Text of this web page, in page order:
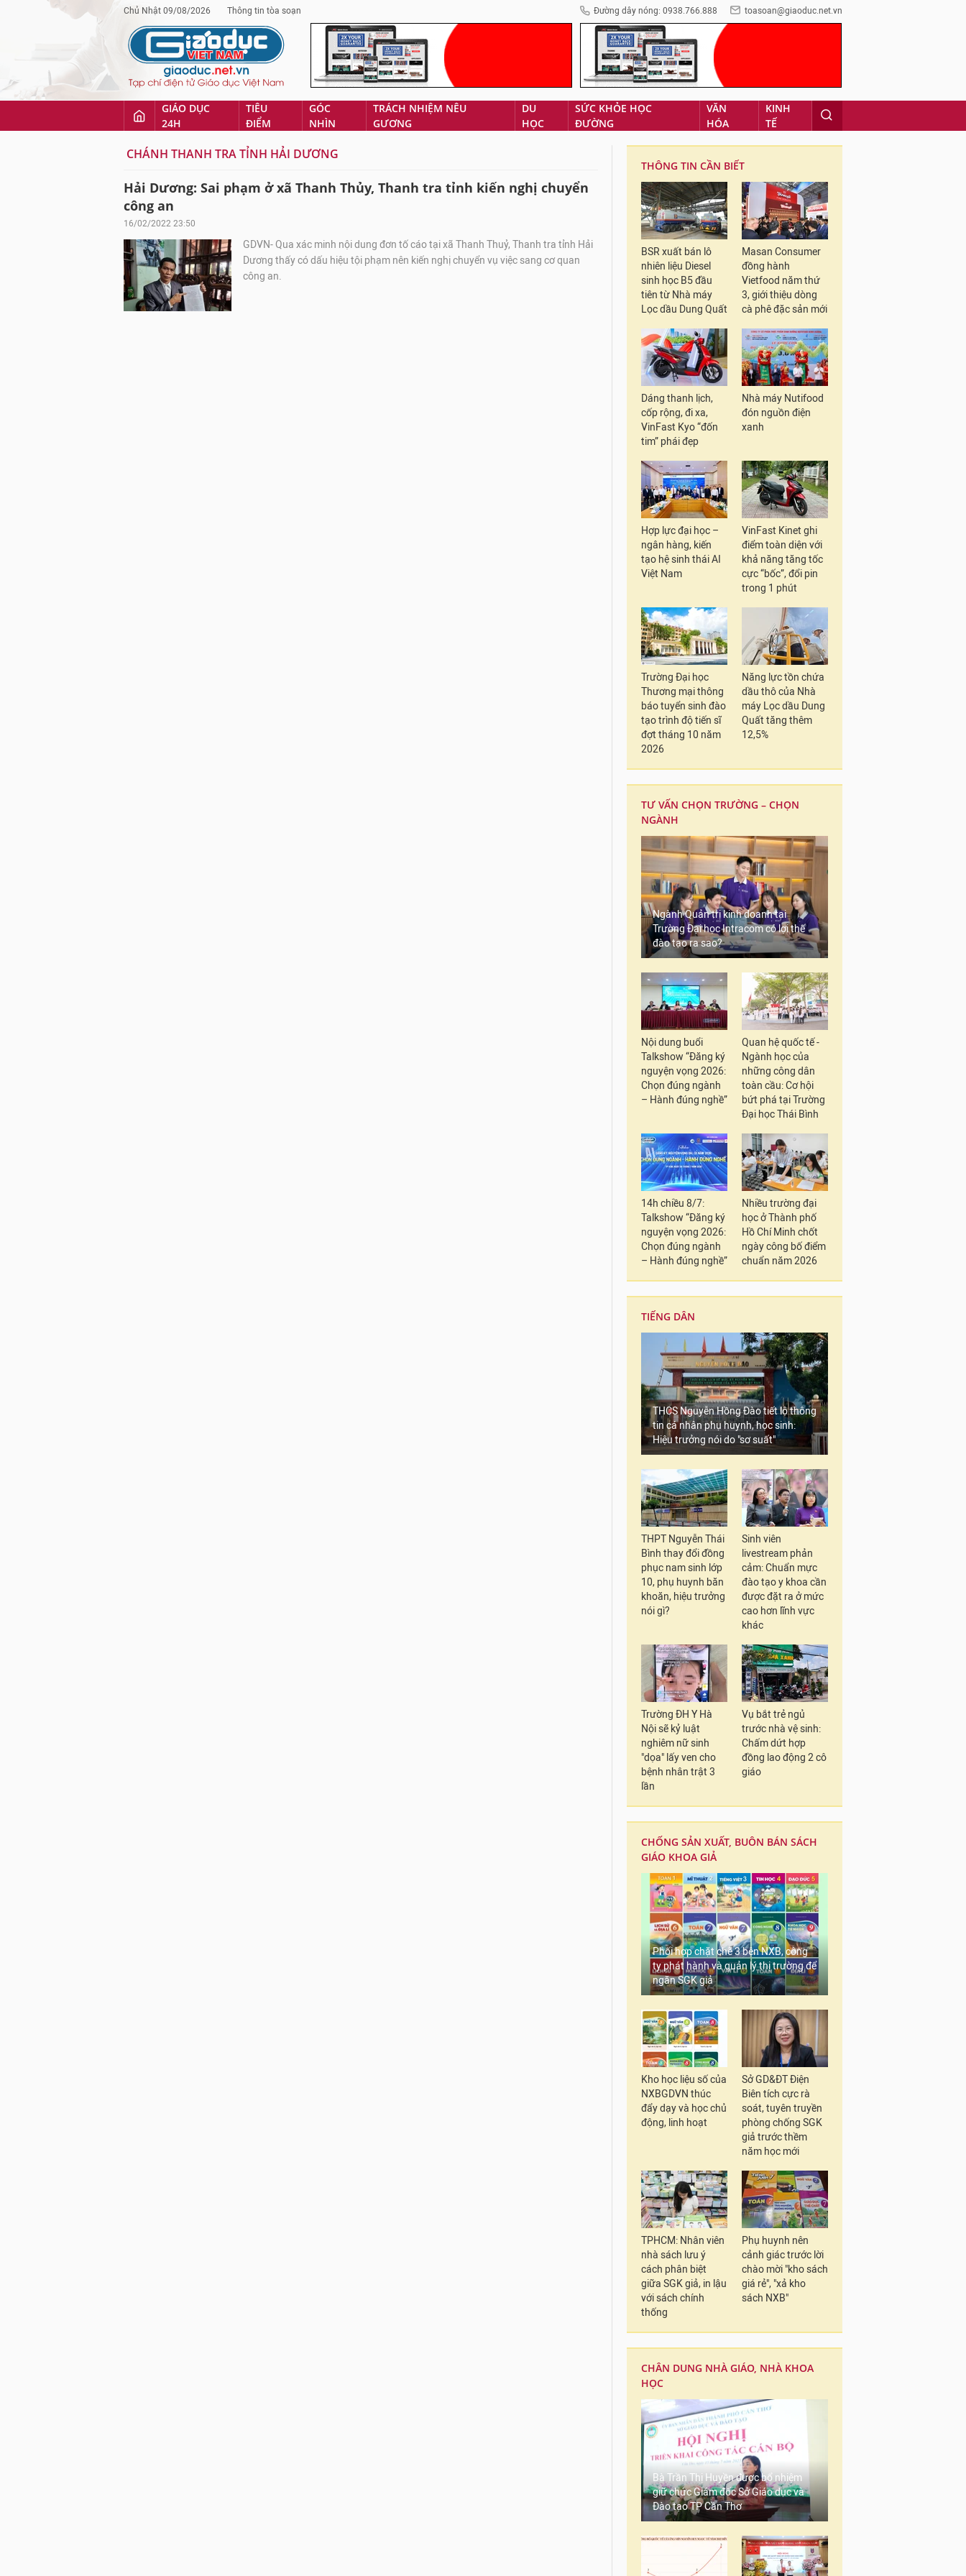
Chủ Nhật 09/08/2026 Thông tin tòa soạn Đường dây nóng: 0938.766.888 toasoan@giaoduc.net.vn
GIÁO DỤC
24H
TIÊU
ĐIỂM
GÓC
NHÌN
TRÁCH NHIỆM NÊU
GƯƠNG
DU
HỌC
SỨC KHỎE HỌC
ĐƯỜNG
VĂN
HÓA
KINH
TẾ
CHÁNH THANH TRA TỈNH HẢI DƯƠNG
Hải Dương: Sai phạm ở xã Thanh Thủy, Thanh tra tỉnh kiến nghị chuyển
công an
16/02/2022 23:50
GDVN- Qua xác minh nội dung đơn tố cáo tại xã Thanh Thuỷ, Thanh tra tỉnh Hải
Dương thấy có dấu hiệu tội phạm nên kiến nghị chuyển vụ việc sang cơ quan
công an.
THÔNG TIN CẦN BIẾT
BSR xuất bán lô
nhiên liệu Diesel
sinh học B5 đầu
tiên từ Nhà máy
Lọc dầu Dung Quất
Masan Consumer
đồng hành
Vietfood năm thứ
3, giới thiệu dòng
cà phê đặc sản mới
Dáng thanh lịch,
cốp rộng, đi xa,
VinFast Kyo “đốn
tim” phái đẹp
Nhà máy Nutifood
đón nguồn điện
xanh
Hợp lực đại học –
ngân hàng, kiến
tạo hệ sinh thái AI
Việt Nam
VinFast Kinet ghi
điểm toàn diện với
khả năng tăng tốc
cực “bốc”, đổi pin
trong 1 phút
Trường Đại học
Thương mại thông
báo tuyển sinh đào
tạo trình độ tiến sĩ
đợt tháng 10 năm
2026
Năng lực tồn chứa
dầu thô của Nhà
máy Lọc dầu Dung
Quất tăng thêm
12,5%
TƯ VẤN CHỌN TRƯỜNG – CHỌN
NGÀNH
Ngành Quản trị kinh doanh tại
Trường Đại học Intracom có lợi thế
đào tạo ra sao?
Nội dung buổi
Talkshow “Đăng ký
nguyện vọng 2026:
Chọn đúng ngành
– Hành đúng nghề”
Quan hệ quốc tế -
Ngành học của
những công dân
toàn cầu: Cơ hội
bứt phá tại Trường
Đại học Thái Bình
14h chiều 8/7:
Talkshow “Đăng ký
nguyện vọng 2026:
Chọn đúng ngành
– Hành đúng nghề”
Nhiều trường đại
học ở Thành phố
Hồ Chí Minh chốt
ngày công bố điểm
chuẩn năm 2026
TIẾNG DÂN
THCS Nguyễn Hồng Đào tiết lộ thông
tin cá nhân phụ huynh, học sinh:
Hiệu trưởng nói do "sơ suất"
THPT Nguyễn Thái
Bình thay đổi đồng
phục nam sinh lớp
10, phụ huynh băn
khoăn, hiệu trưởng
nói gì?
Sinh viên
livestream phản
cảm: Chuẩn mực
đào tạo y khoa cần
được đặt ra ở mức
cao hơn lĩnh vực
khác
Trường ĐH Y Hà
Nội sẽ kỷ luật
nghiêm nữ sinh
"dọa" lấy ven cho
bệnh nhân trật 3
lần
Vụ bắt trẻ ngủ
trước nhà vệ sinh:
Chấm dứt hợp
đồng lao động 2 cô
giáo
CHỐNG SẢN XUẤT, BUÔN BÁN SÁCH
GIÁO KHOA GIẢ
Phối hợp chặt chẽ 3 bên NXB, công
ty phát hành và quản lý thị trường để
ngăn SGK giả
Kho học liệu số của
NXBGDVN thúc
đẩy dạy và học chủ
động, linh hoạt
Sở GD&ĐT Điện
Biên tích cực rà
soát, tuyên truyền
phòng chống SGK
giả trước thềm
năm học mới
TPHCM: Nhân viên
nhà sách lưu ý
cách phân biệt
giữa SGK giả, in lậu
với sách chính
thống
Phụ huynh nên
cảnh giác trước lời
chào mời "kho sách
giá rẻ", "xả kho
sách NXB"
CHÂN DUNG NHÀ GIÁO, NHÀ KHOA
HỌC
Bà Trần Thị Huyền được bổ nhiệm
giữ chức Giám đốc Sở Giáo dục và
Đào tạo TP Cần Thơ